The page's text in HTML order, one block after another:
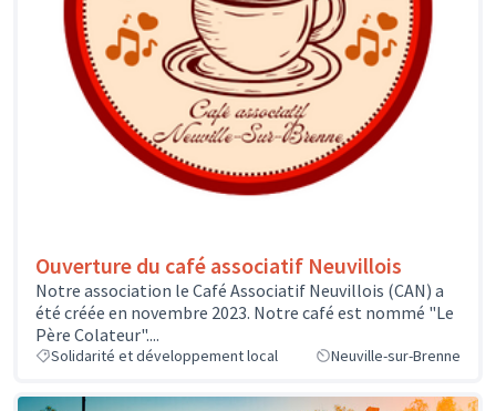
Ouverture du café associatif Neuvillois
Notre association le Café Associatif Neuvillois (CAN) a
été créée en novembre 2023. Notre café est nommé "Le
Père Colateur"....
Solidarité et développement local Neuville-sur-Brenne